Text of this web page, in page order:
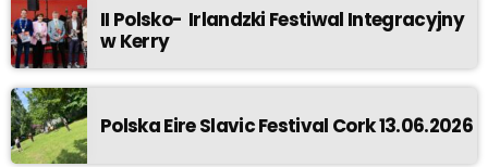
II Polsko- Irlandzki Festiwal Integracyjny
w Kerry
Polska Eire Slavic Festival Cork 13.06.2026